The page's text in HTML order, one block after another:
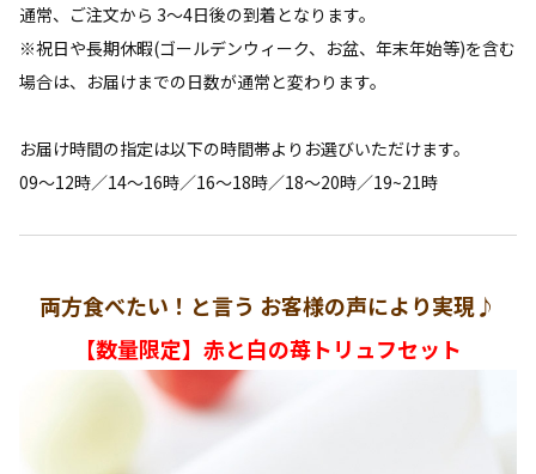
通常、ご注文から 3～4日後の到着となります。
※祝日や長期休暇(ゴールデンウィーク、お盆、年末年始等)を含む
場合は、お届けまでの日数が通常と変わります。
お届け時間の指定は以下の時間帯よりお選びいただけます。
09〜12時／14〜16時／16〜18時／18〜20時／19~21時
両方食べたい！と言う お客様の声により実現♪
【数量限定】赤と白の苺トリュフセット